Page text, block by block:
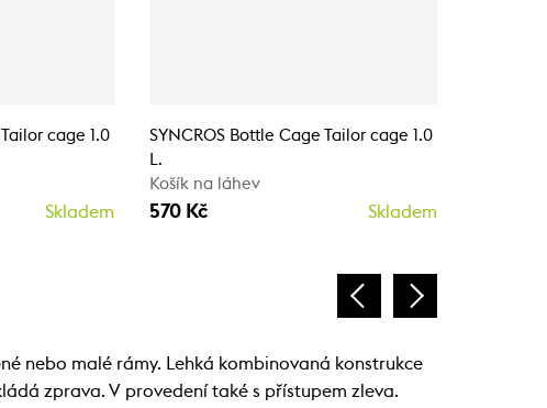
cage 1.0
Skladem
SYNCROS Bottle Cage Tailor cage 1.0
L.
Košík na láhev
570 Kč Skladem
nebo malé rámy. Lehká kombinovaná konstrukce
zprava. V provedení také s přístupem zleva.